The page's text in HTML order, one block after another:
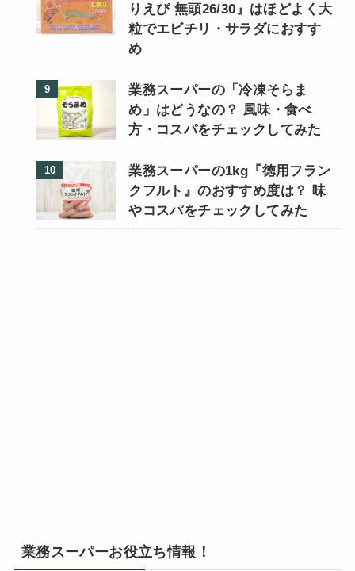
りえび 無頭26/30』はほどよく大
粒でエビチリ・サラダにおすす
め
業務スーパーの「冷凍そらま
め」はどうなの？ 風味・食べ
方・コスパをチェックしてみた
業務スーパーの1kg『徳用フラン
クフルト』のおすすめ度は？ 味
やコスパをチェックしてみた
業務スーパーお役立ち情報！